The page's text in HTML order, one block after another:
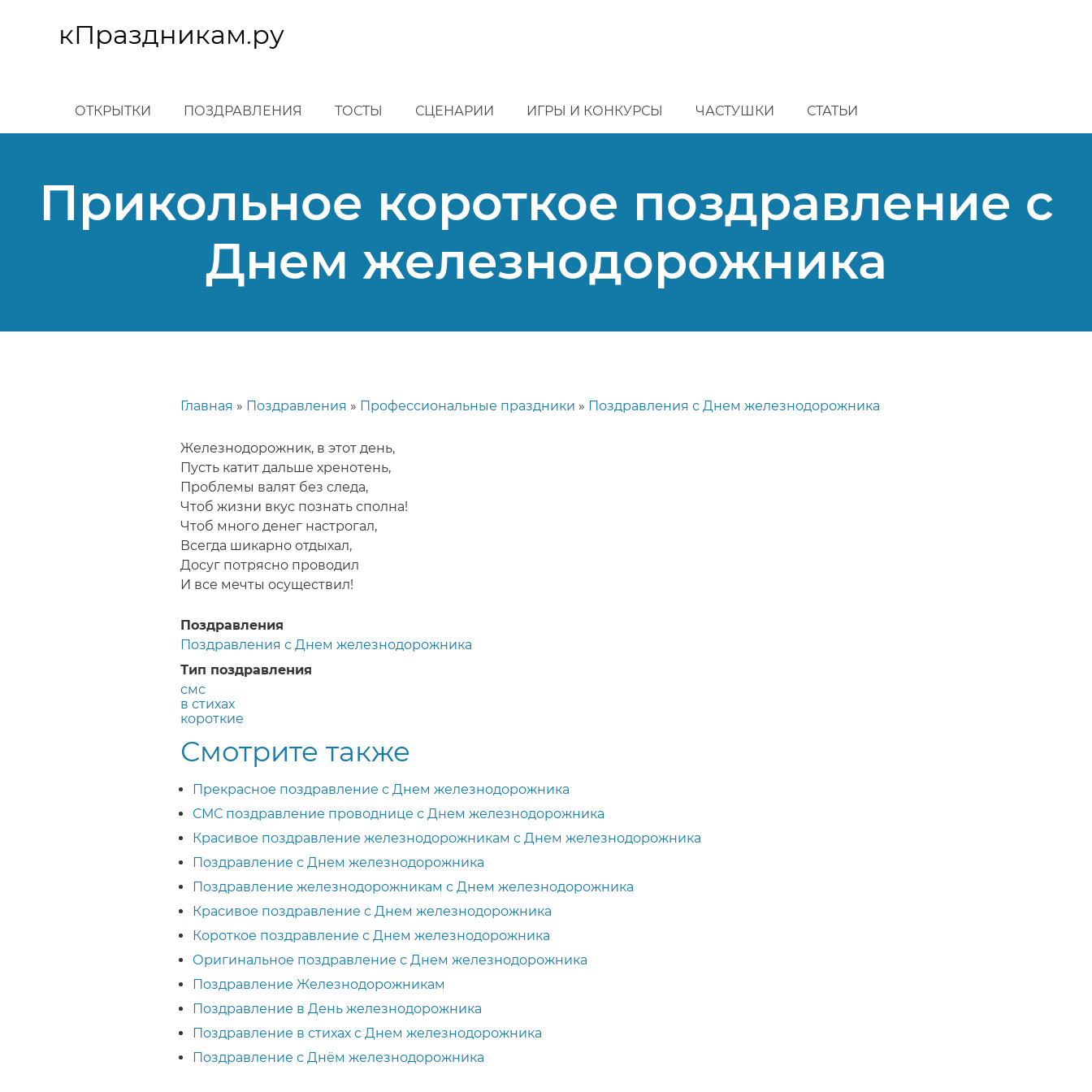
основномукПраздникам.ру
ОТКРЫТКИ ПОЗДРАВЛЕНИЯ ТОСТЫ СЦЕНАРИИ ИГРЫ И КОНКУРСЫ ЧАСТУШКИ СТАТЬИ
Прикольное короткое поздравление с
Днем железнодорожника
навигации
Главная Поздравления Профессиональные праздники Поздравления с Днем железнодорожника
Железнодорожник, в этот день,
Пусть катит дальше хренотень,
Проблемы валят без следа,
Чтоб жизни вкус познать сполна!
Чтоб много денег настрогал,
Всегда шикарно отдыхал,
Досуг потрясно проводил
И все мечты осуществил!
Поздравления
Поздравления с Днем железнодорожника
Тип поздравления
смс
в стихах
короткие
Смотрите также
Прекрасное поздравление с Днем железнодорожника
СМС поздравление проводнице с Днем железнодорожника
Красивое поздравление железнодорожникам с Днем железнодорожника
Поздравление с Днем железнодорожника
Поздравление железнодорожникам с Днем железнодорожника
Красивое поздравление с Днем железнодорожника
Короткое поздравление с Днем железнодорожника
Оригинальное поздравление с Днем железнодорожника
Поздравление Железнодорожникам
Поздравление в День железнодорожника
Поздравление в стихах с Днем железнодорожника
Поздравление с Днём железнодорожника